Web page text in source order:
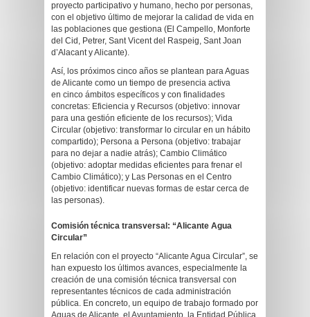
proyecto participativo y humano, hecho por personas,
con el objetivo último de mejorar la calidad de vida en
las poblaciones que gestiona (El Campello, Monforte
del Cid, Petrer, Sant Vicent del Raspeig, Sant Joan
d’Alacant y Alicante).
Así, los próximos cinco años se plantean para Aguas
de Alicante como un tiempo de presencia activa
en cinco ámbitos específicos y con finalidades
concretas: Eficiencia y Recursos (objetivo: innovar
para una gestión eficiente de los recursos); Vida
Circular (objetivo: transformar lo circular en un hábito
compartido); Persona a Persona (objetivo: trabajar
para no dejar a nadie atrás); Cambio Climático
(objetivo: adoptar medidas eficientes para frenar el
Cambio Climático); y Las Personas en el Centro
(objetivo: identificar nuevas formas de estar cerca de
las personas).
Comisión técnica transversal: “Alicante Agua
Circular”
En relación con el proyecto “Alicante Agua Circular”, se
han expuesto los últimos avances, especialmente la
creación de una comisión técnica transversal con
representantes técnicos de cada administración
pública. En concreto, un equipo de trabajo formado por
Aguas de Alicante, el Ayuntamiento, la Entidad Pública